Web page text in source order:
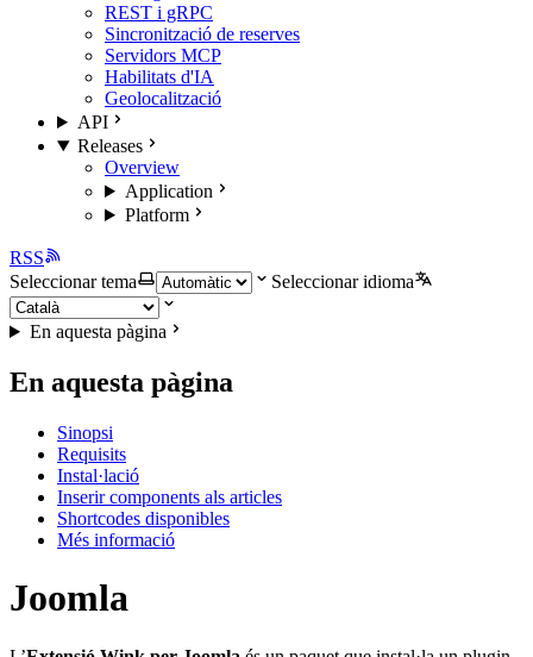
REST i gRPC
Sincronització de reserves
Servidors MCP
Habilitats d'IA
Geolocalització
API
Releases
Overview
Application
Platform
RSS
Seleccionar tema
Seleccionar idioma
En aquesta pàgina
En aquesta pàgina
Sinopsi
Requisits
Instal·lació
Inserir components als articles
Shortcodes disponibles
Més informació
Joomla